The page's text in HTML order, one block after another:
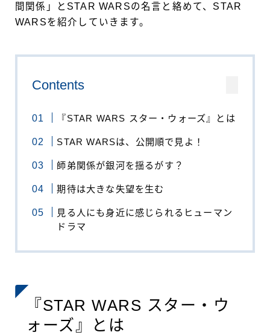
間関係」とSTAR WARSの名言と絡めて、STAR
WARSを紹介していきます。
Contents
『STAR WARS スター・ウォーズ』とは
STAR WARSは、公開順で見よ！
師弟関係が銀河を揺るがす？
期待は大きな失望を生む
見る人にも身近に感じられるヒューマン
ドラマ
『STAR WARS スター・ウ
ォーズ』とは